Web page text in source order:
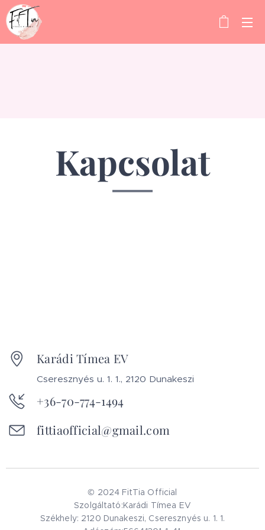
Kapcsolat
Karádi Tímea EV
Cseresznyés u. 1. 1., 2120 Dunakeszi
+36-70-774-1494
fittiaofficial@gmail.com
© 2024 FitTia Official
Szolgáltató:Karádi Tímea EV
Székhely: 2120 Dunakeszi, Cseresznyés u. 1. 1.